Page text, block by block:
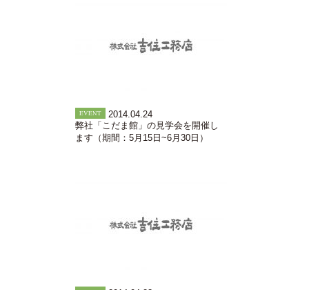
EVENT
2014.04.24
弊社「こだま館」の見学会を開催し
ます（期間：5月15日~6月30日）